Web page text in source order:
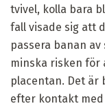
tvivel, kolla bara
fall visade sig att
passera banan
minska risken för
placentan. Det är
efter kontakt